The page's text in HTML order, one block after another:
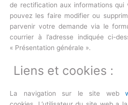
de rectification aux informations
pouvez les faire modifier ou
parvenir votre demande via le
courrier à l’adresse indiquée ci-
« Présentation générale ».
Liens et cookies :
La navigation sur le site web